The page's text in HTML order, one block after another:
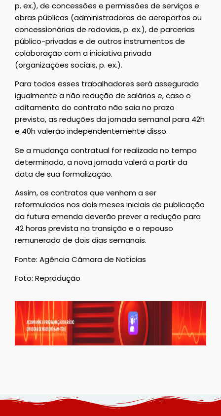
p. ex.), de concessões e permissões de serviços e
obras públicas (administradoras de aeroportos ou
concessionárias de rodovias, p. ex.), de parcerias
público-privadas e de outros instrumentos de
colaboração com a iniciativa privada
(organizações sociais, p. ex.).
Para todos esses trabalhadores será assegurada
igualmente a não redução de salários e, caso o
aditamento do contrato não saia no prazo
previsto, as reduções da jornada semanal para 42h
e 40h valerão independentemente disso.
Se a mudança contratual for realizada no tempo
determinado, a nova jornada valerá a partir da
data de sua formalização.
Assim, os contratos que venham a ser
reformulados nos dois meses iniciais de publicação
da futura emenda deverão prever a redução para
42 horas prevista na transição e o repouso
remunerado de dois dias semanais.
Fonte: Agência Câmara de Notícias
Foto: Reprodução